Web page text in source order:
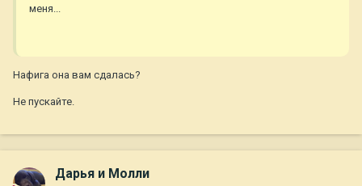
меня...
Нафига она вам сдалась?
Не пускайте.
Дарья и Молли